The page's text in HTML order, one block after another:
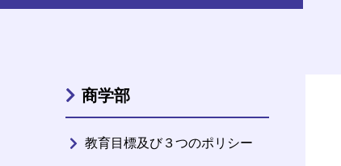
商学部
教育目標及び３つのポリシー